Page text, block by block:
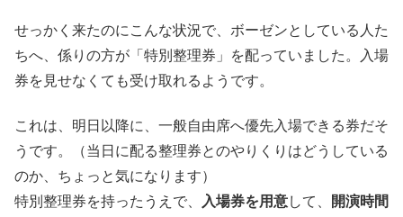
せっかく来たのにこんな状況で、ボーゼンとしている人た
ちへ、係りの方が「特別整理券」を配っていました。入場
券を見せなくても受け取れるようです。
これは、明日以降に、一般自由席へ優先入場できる券だそ
うです。（当日に配る整理券とのやりくりはどうしている
のか、ちょっと気になります）
特別整理券を持ったうえで、
入場券を用意して、
開演時間